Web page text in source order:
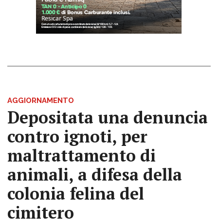
AGGIORNAMENTO
Depositata una denuncia
contro ignoti, per
maltrattamento di
animali, a difesa della
colonia felina del
cimitero